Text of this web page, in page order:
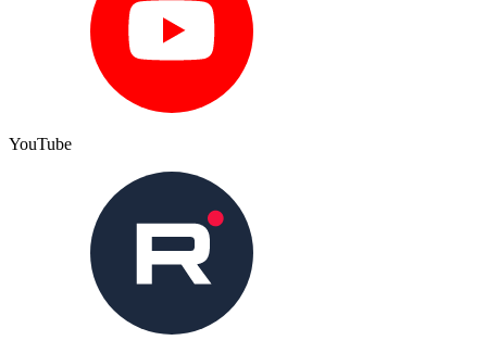
YouTube